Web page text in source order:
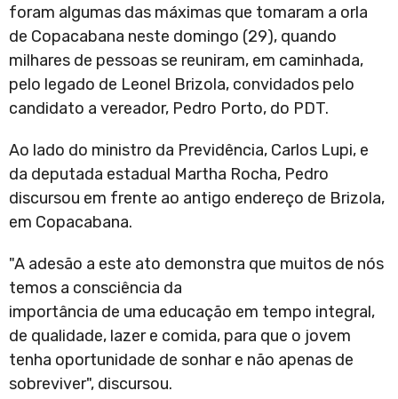
foram algumas das máximas que tomaram a orla
de Copacabana neste domingo (29), quando
milhares de pessoas se reuniram, em caminhada,
pelo legado de Leonel Brizola, convidados pelo
candidato a vereador, Pedro Porto, do PDT.
Ao lado do ministro da Previdência, Carlos Lupi, e
da deputada estadual Martha Rocha, Pedro
discursou em frente ao antigo endereço de Brizola,
em Copacabana.
"A adesão a este ato demonstra que muitos de nós
temos a consciência da
importância de uma educação em tempo integral,
de qualidade, lazer e comida, para que o jovem
tenha oportunidade de sonhar e não apenas de
sobreviver", discursou.